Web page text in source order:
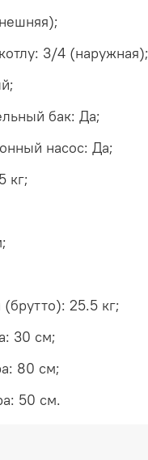
3/4 (наружная);
бак: Да;
насос: Да;
кг;
25.5 кг;
30 см;
80 см;
50 см.